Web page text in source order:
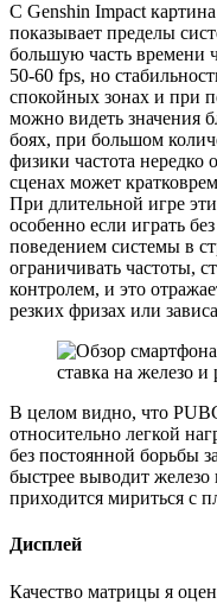
С Genshin Impact
показывает пределы
большую часть времени
50-60 fps, но
спокойных зонах и при
можно видеть значения
боях, при большом
физики частота нередко
сценах может
При длительной игре эти
особенно если играть
поведением системы в
ограничивать частоты,
контролем, и это
резких фризах или
В целом видно, что
относительно легкой
без постоянной борьбы
быстрее выводит железо
приходится мириться с
Дисплей
Качество матрицы я